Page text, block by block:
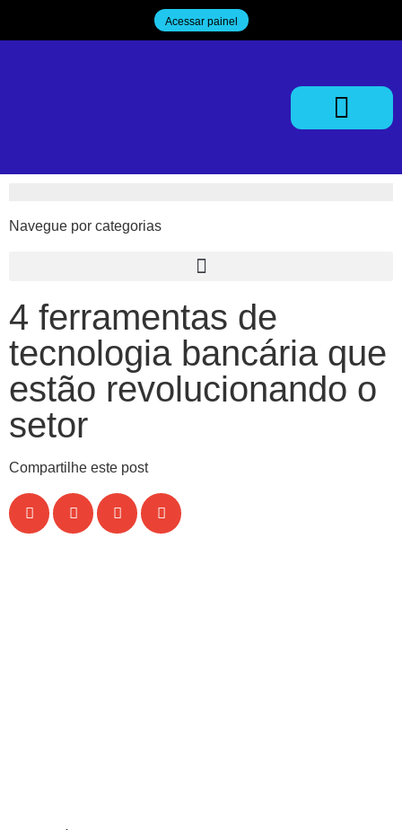
Acessar painel
Navegue por categorias
4 ferramentas de
tecnologia bancária que
estão revolucionando o
setor
Compartilhe este post